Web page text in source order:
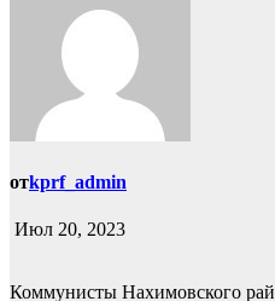
отkprf_admin
Июл 20, 2023
Коммунисты Нахимовского